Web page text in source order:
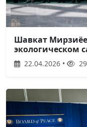
Шавкат
экологическом
22.04.2026 •